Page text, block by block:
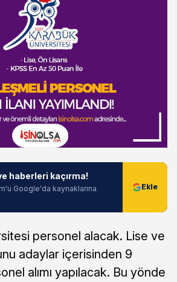
haberleri kaçırma!
Google'da kaynaklarına
personel alacak. Lise ve
adaylar içerisinden 9
alımı yapılacak. Bu yönde